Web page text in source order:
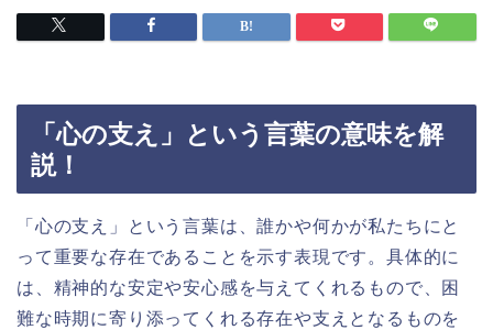
「心の支え」という言葉の意味を解
説！
「心の支え」という言葉は、誰かや何かが私たちにと
って重要な存在であることを示す表現です。具体的に
は、精神的な安定や安心感を与えてくれるもので、困
難な時期に寄り添ってくれる存在や支えとなるものを